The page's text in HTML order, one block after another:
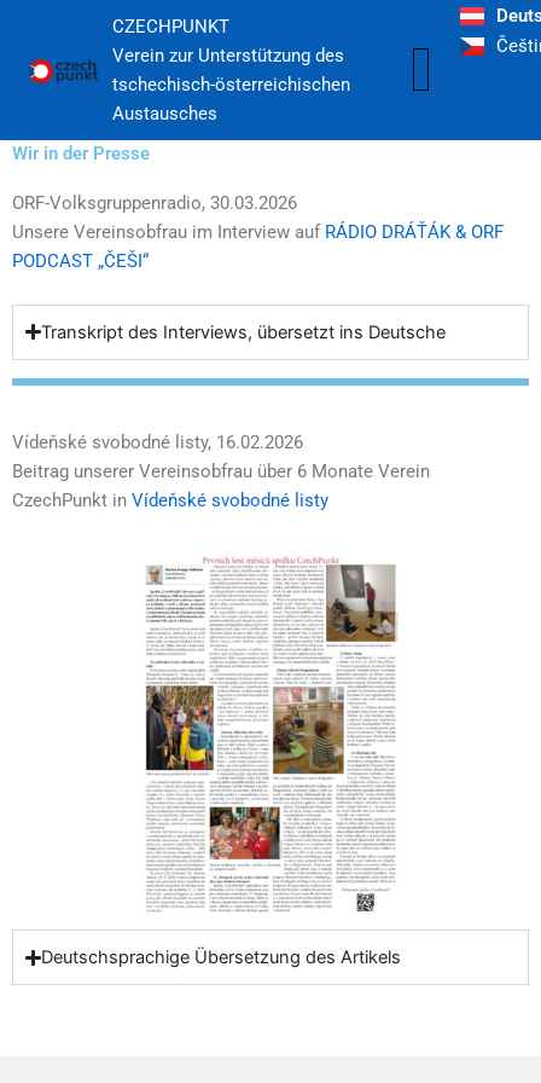
content
CZECHPUNKT
Verein zur Unterstützung des
tschechisch-österreichischen
Austausches
Wir in der Presse
Wir in der Presse
ORF-Volksgruppenradio, 30.03.2026
Unsere Vereinsobfrau im Interview auf RÁDIO DRÁŤÁK & ORF
PODCAST „ČEŠI“
Transkript des Interviews, übersetzt ins Deutsche
Vídeňské svobodné listy, 16.02.2026
Beitrag unserer Vereinsobfrau über 6 Monate Verein
CzechPunkt in Vídeňské svobodné listy
Deutschsprachige Übersetzung des Artikels